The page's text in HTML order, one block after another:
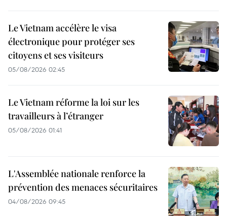
Le Vietnam accélère le visa
électronique pour protéger ses
citoyens et ses visiteurs
05/08/2026 02:45
Le Vietnam réforme la loi sur les
travailleurs à l’étranger
05/08/2026 01:41
L'Assemblée nationale renforce la
prévention des menaces sécuritaires
04/08/2026 09:45